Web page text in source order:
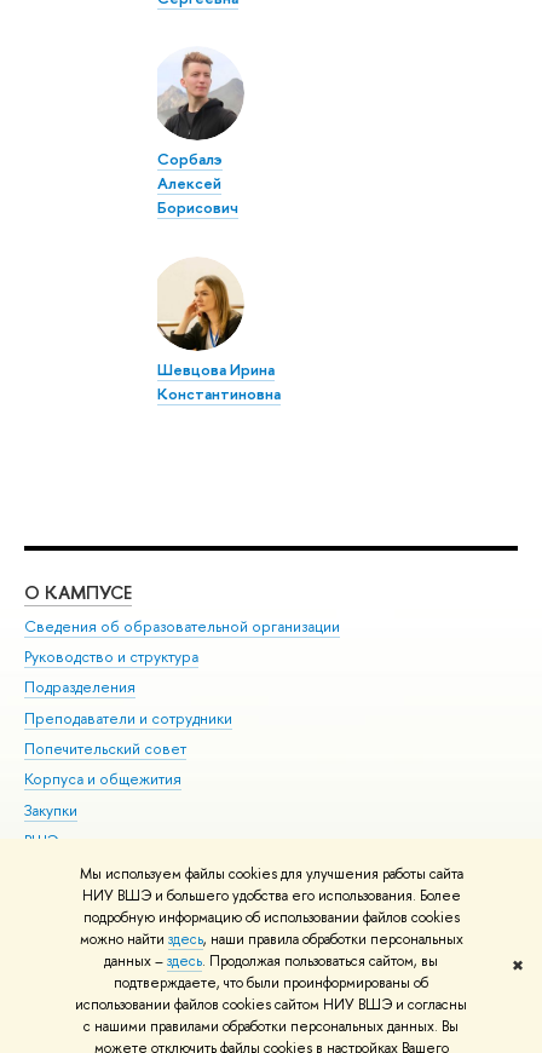
Мы используем файлы cookies для улучшения работы сайта
НИУ ВШЭ и большего удобства его использования. Более
подробную информацию об использовании файлов cookies
можно найти здесь, наши правила обработки персональных
данных –здесь. Продолжая пользоваться сайтом, вы
подтверждаете, что были проинформированы об
использовании файлов cookies сайтом НИУ ВШЭ и согласны
с нашими правилами обработки персональных данных. Вы
можете отключить файлы cookies в настройках Вашего
✖
Сорбалэ
Алексей
Борисович
Шевцова Ирина
Константиновна
О КАМПУСЕ
Сведения об образовательной организации
Руководство и структура
Подразделения
Преподаватели и сотрудники
Попечительский совет
Корпуса и общежития
Закупки
ВШЭ для студентов с ограниченными возможностями
здоровья и инвалидностью
Версия для слабовидящих
Единая платежная страница
© НИУ ВШЭ 1993–2026 Адреса и контакты Условия использования
материалов Политика конфиденциальности Карта сайта